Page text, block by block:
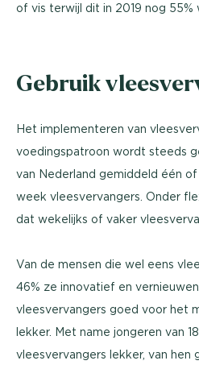
of vis terwijl dit in 2019 nog 55%
Gebruik
Het implementeren van
voedingspatroon wordt steeds
van Nederland gemiddeld één
week vleesvervangers. Onder
dat wekelijks of vaker
Van de mensen die wel eens
46% ze innovatief en
vleesvervangers goed voor het
lekker. Met name jongeren van
vleesvervangers lekker, van hen